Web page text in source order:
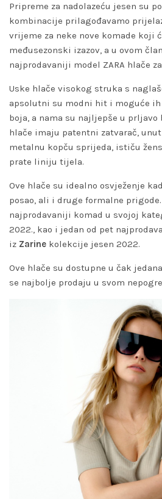
Pripreme za nadolazeću jesen su
kombinacije prilagođavamo
vrijeme za neke nove komade koji
međusezonski izazov, a u ovom
najprodavaniji model ZARA hlače
Uske hlače visokog struka s
apsolutni su modni hit i moguće
boja, a nama su najljepše u prljavo
hlače imaju patentni zatvarač,
metalnu kopču sprijeda, ističu
prate liniju tijela.
Ove hlače su idealno osvježenje
posao, ali i druge formalne prigode.
najprodavaniji komad u svojoj
2022., kao i jedan od pet
iz Zarine kolekcije jesen 2022.
Ove hlače su dostupne u čak
se najbolje prodaju u svom